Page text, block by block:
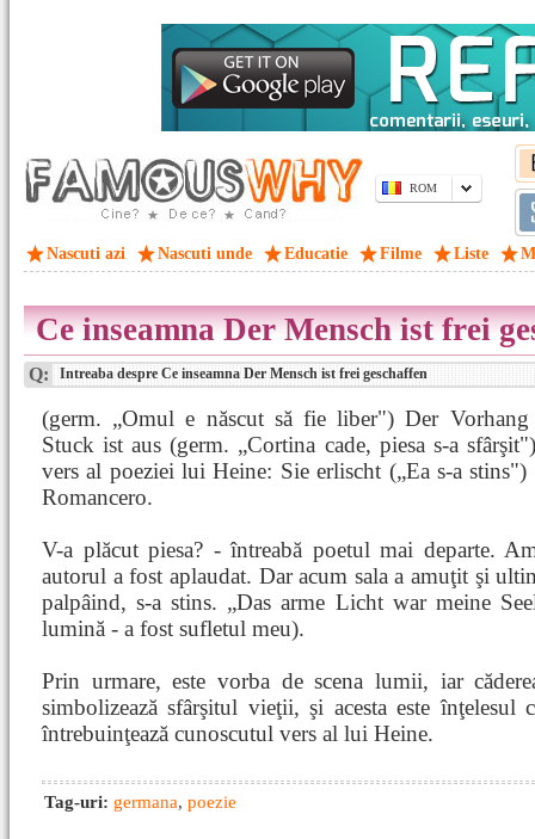
ROM
Nascuti azi Nascuti unde Educatie Filme Liste
Ce inseamna Der Mensch ist frei
Q: Intreaba despre Ce inseamna Der Mensch ist frei geschaffen
(germ. „Omul e născut să fie liber") Der
Stuck ist aus (germ. „Cortina cade, piesa s-a
vers al poeziei lui Heine: Sie erlischt („Ea s-a
Romancero.
V-a plăcut piesa? - întreabă poetul mai departe.
autorul a fost aplaudat. Dar acum sala a amuţit şi
palpâind, s-a stins. „Das arme Licht war meine
lumină - a fost sufletul meu).
Prin urmare, este vorba de scena lumii, iar
simbolizează sfârşitul vieţii, şi acesta este înţelesul
întrebuinţează cunoscutul vers al lui Heine.
Tag-uri: germana, poezie